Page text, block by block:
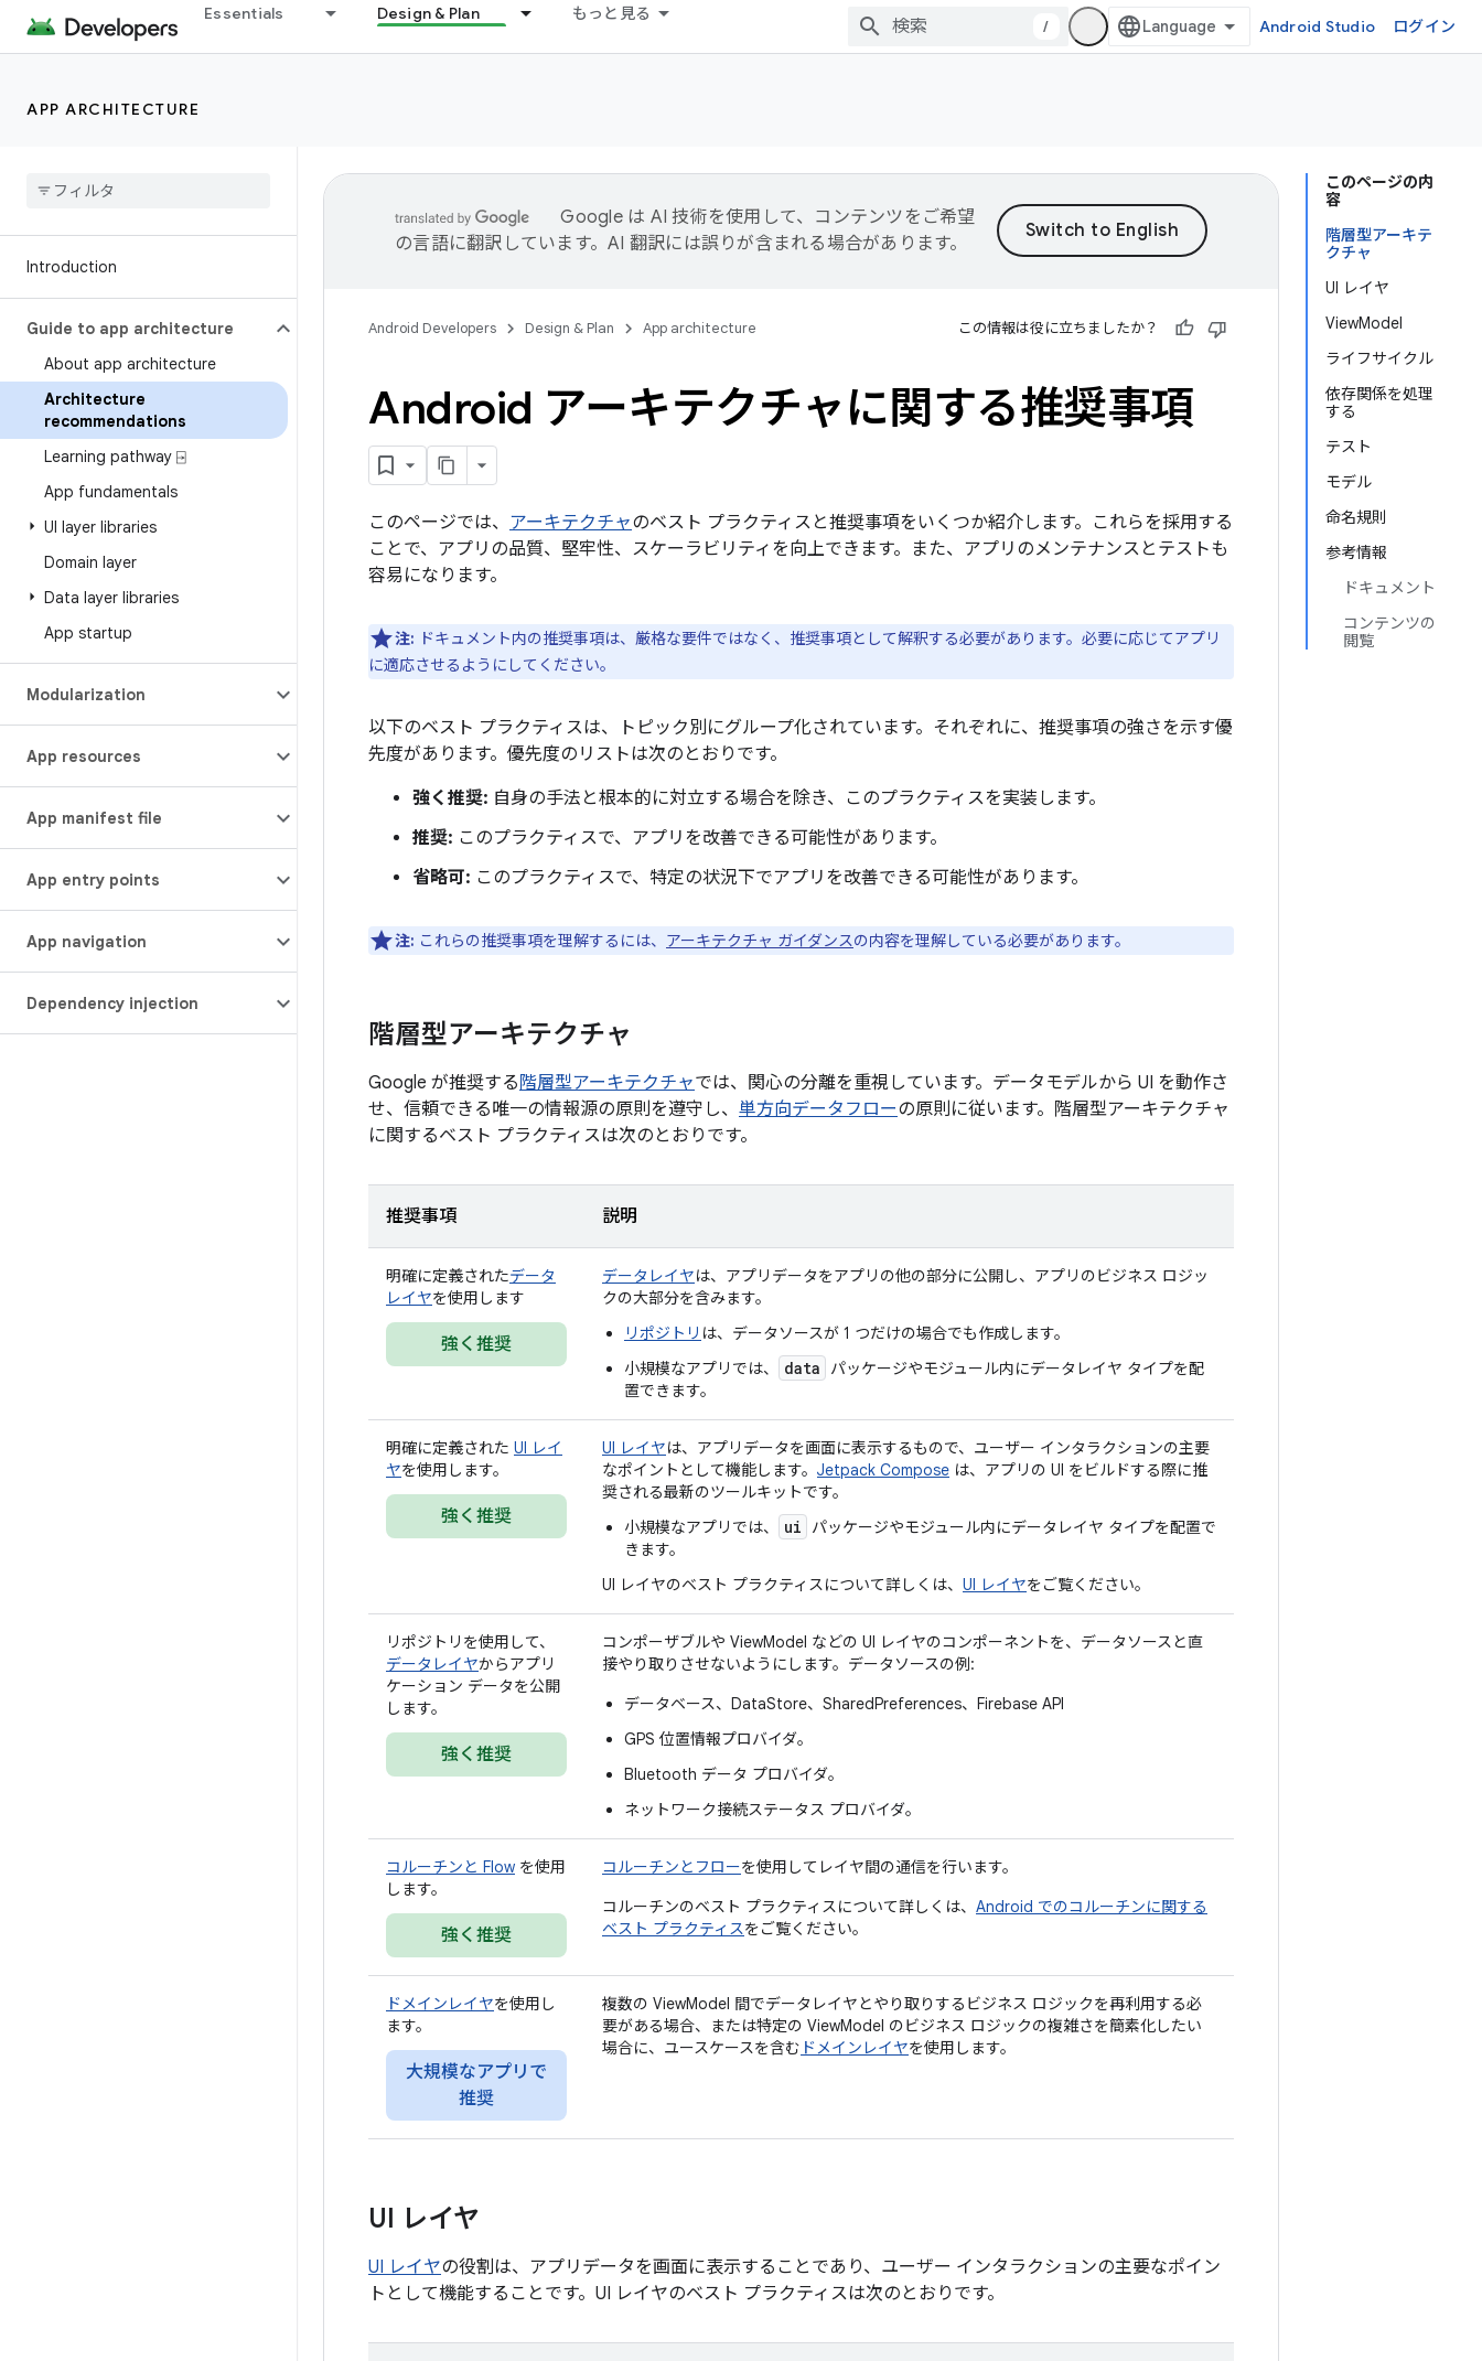
Essentials Design & Plan もっと見る
/ Android Studio ログイン
APP ARCHITECTURE
Introduction
Guide to app architecture
About app architecture
Architecture
recommendations
Learning pathway ⍈
App fundamentals
UI layer libraries
Domain layer
Data layer libraries
App startup
Modularization
App resources
App manifest file
App entry points
App navigation
Dependency injection
このページの内
容
階層型アーキテ
クチャ
UI レイヤ
ViewModel
ライフサイクル
依存関係を処理
する
テスト
モデル
命名規則
参考情報
ドキュメント
コンテンツの
閲覧
Google は AI 技術を使用して、コンテンツをご希望
の言語に翻訳しています。AI 翻訳には誤りが含まれる場合があります。
Android Developers Design & Plan App architecture この情報は役に立ちましたか？
Android アーキテクチャに関する推奨事項
このページでは、 アーキテクチャのベスト プラクティスと推奨事項をいくつか紹介します。これらを採用する
ことで、アプリの品質、堅牢性、スケーラビリティを向上できます。また、アプリのメンテナンスとテストも
容易になります。
注: ドキュメント内の推奨事項は、厳格な要件ではなく、推奨事項として解釈する必要があります。必要に応じてアプリ
に適応させるようにしてください。
以下のベスト プラクティスは、トピック別にグループ化されています。それぞれに、推奨事項の強さを示す優
先度があります。優先度のリストは次のとおりです。
強く推奨: 自身の手法と根本的に対立する場合を除き、このプラクティスを実装します。
推奨: このプラクティスで、アプリを改善できる可能性があります。
省略可: このプラクティスで、特定の状況下でアプリを改善できる可能性があります。
注: これらの推奨事項を理解するには、 アーキテクチャ ガイダンスの内容を理解している必要があります。
階層型アーキテクチャ
Google が推奨する 階層型アーキテクチャでは、関心の分離を重視しています。データモデルから UI を動作さ
せ、信頼できる唯一の情報源の原則を遵守し、 単方向データフローの原則に従います。階層型アーキテクチャ
に関するベスト プラクティスは次のとおりです。
推奨事項 説明
明確に定義されたデータ
レイヤを使用します
強く推奨
データレイヤは、アプリデータをアプリの他の部分に公開し、アプリのビジネス ロジッ
クの大部分を含みます。
リポジトリ は、データソースが 1 つだけの場合でも作成します。
小規模なアプリでは、
data
パッケージやモジュール内にデータレイヤ タイプを配
置できます。
明確に定義された UI レイ
ヤを使用します。
強く推奨
UI レイヤは、アプリデータを画面に表示するもので、ユーザー インタラクションの主要
なポイントとして機能します。 Jetpack Compose は、アプリの UI をビルドする際に推
奨される最新のツールキットです。
小規模なアプリでは、
ui
パッケージやモジュール内にデータレイヤ タイプを配置で
きます。
UI レイヤのベスト プラクティスについて詳しくは、 UI レイヤをご覧ください。
リポジトリを使用して、
データレイヤからアプリ
ケーション データを公開
します。
強く推奨
コンポーザブルや ViewModel などの UI レイヤのコンポーネントを、データソースと直
接やり取りさせないようにします。データソースの例:
データベース、DataStore、SharedPreferences、Firebase API
GPS 位置情報プロバイダ。
Bluetooth データ プロバイダ。
ネットワーク接続ステータス プロバイダ。
コルーチンと Flow を使用
します。
強く推奨
コルーチンとフローを使用してレイヤ間の通信を行います。
コルーチンのベスト プラクティスについて詳しくは、 Android でのコルーチンに関する
ベスト プラクティスをご覧ください。
ドメインレイヤを使用し
ます。
大規模なアプリで
推奨
複数の ViewModel 間でデータレイヤとやり取りするビジネス ロジックを再利用する必
要がある場合、または特定の ViewModel のビジネス ロジックの複雑さを簡素化したい
場合に、ユースケースを含む ドメインレイヤを使用します。
UI レイヤ
UI レイヤの役割は、アプリデータを画面に表示することであり、ユーザー インタラクションの主要なポイン
トとして機能することです。UI レイヤのベスト プラクティスは次のとおりです。